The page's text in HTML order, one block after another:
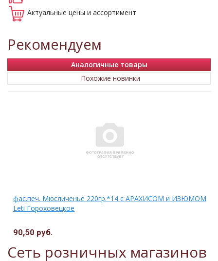
Актуальные цены и ассортимент
Рекомендуем
Аналогичные товары
Похожие новинки
фас.печ. Мюсличенье 220гр.*14 с АРАХИСОМ и ИЗЮМОМ
Leti Гороховецкое
90,50 руб.
Сеть розничных магазинов